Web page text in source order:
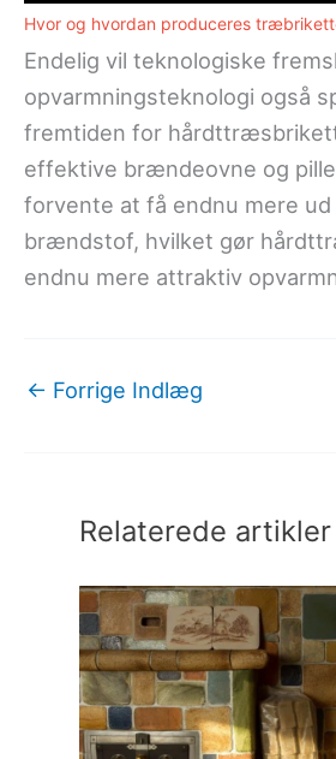
Hvor og hvordan produceres
Endelig vil teknologiske
opvarmningsteknologi også
fremtiden for
effektive brændeovne og
forvente at få endnu mere
brændstof, hvilket gør
endnu mere attraktiv
← Forrige Indlæg
Relaterede artikler